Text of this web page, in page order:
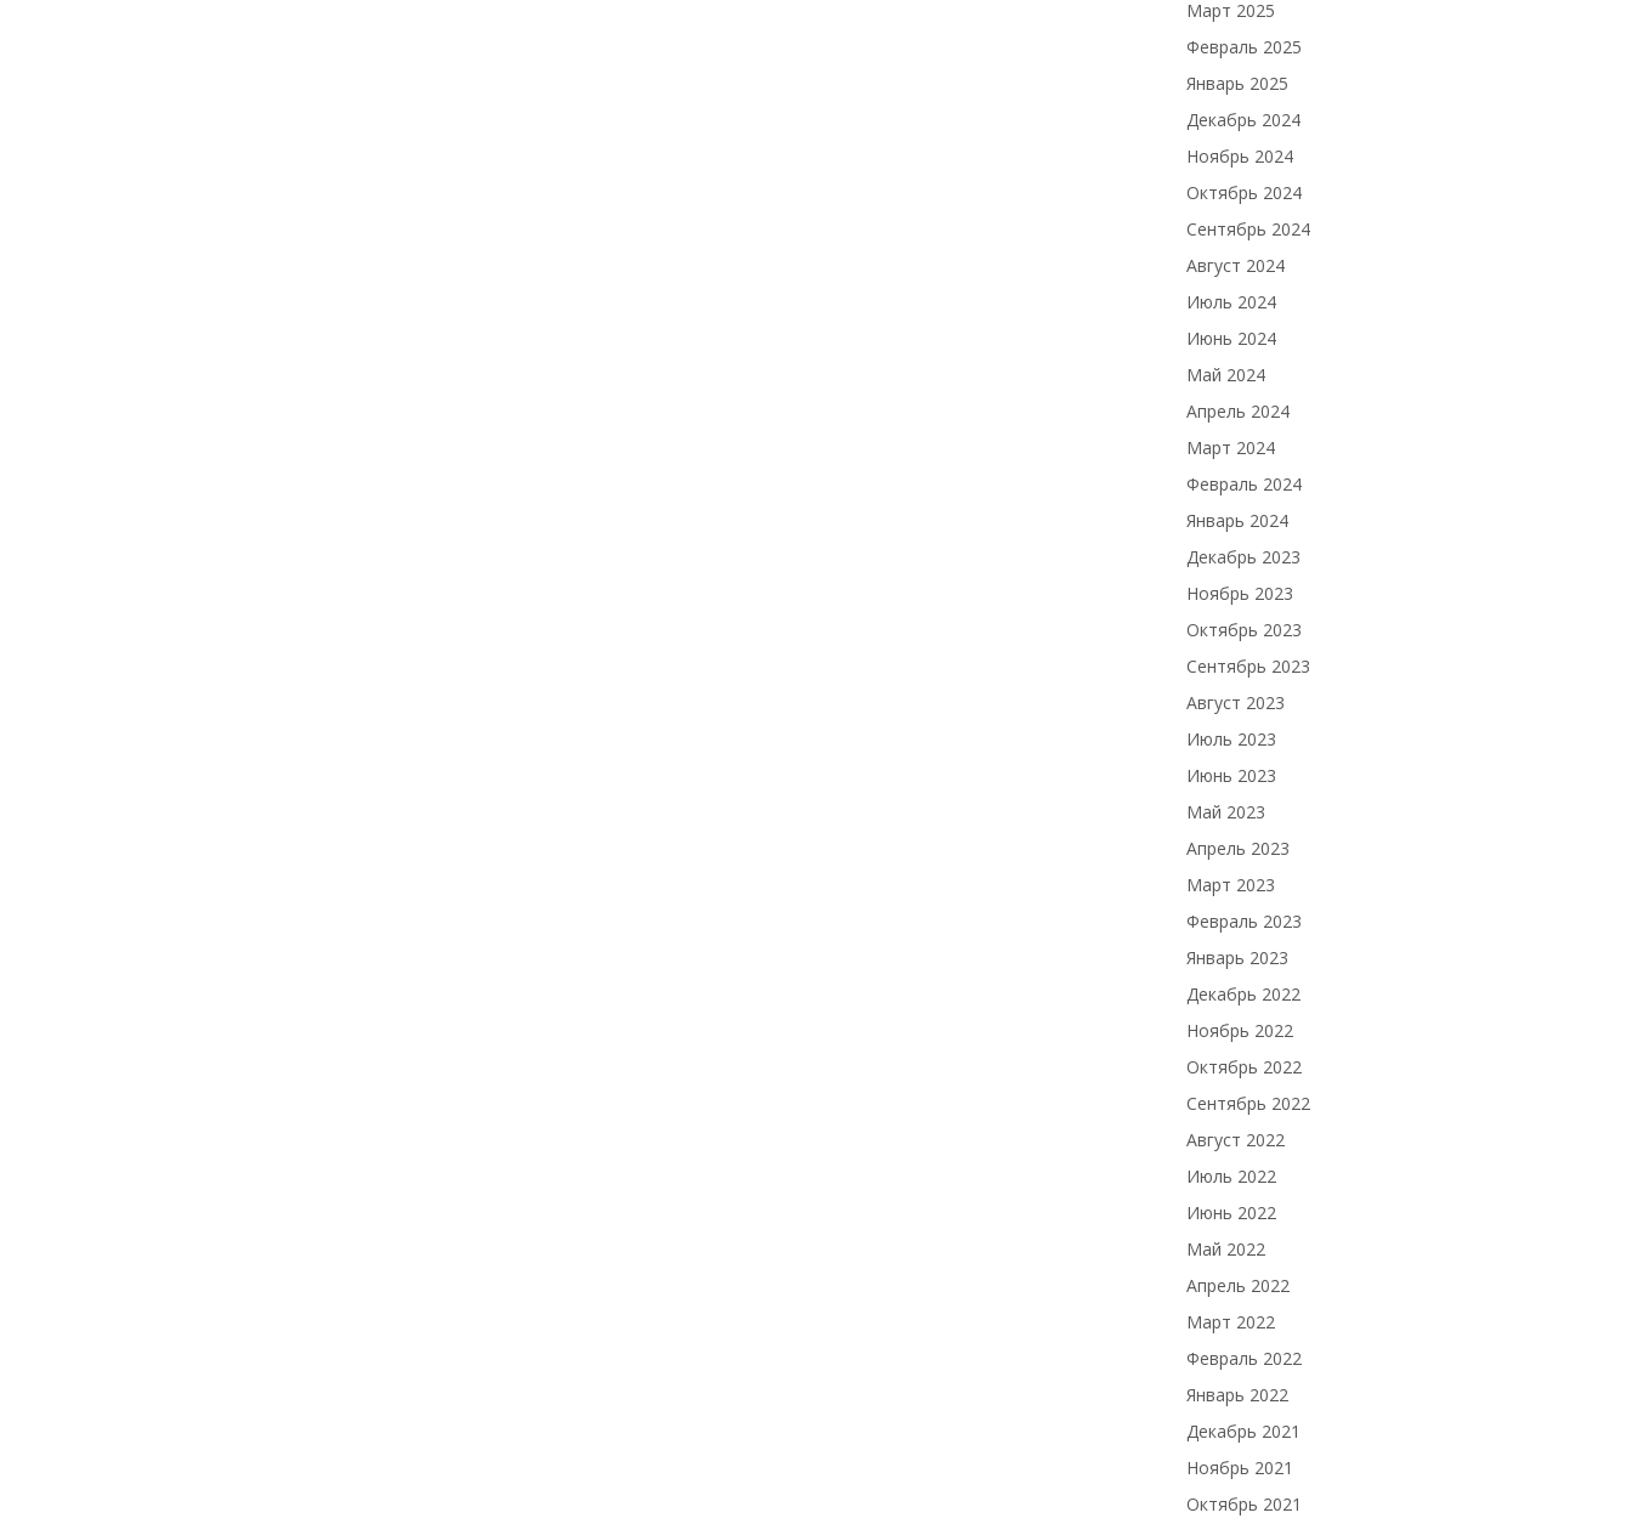
Март 2025
Февраль 2025
Январь 2025
Декабрь 2024
Ноябрь 2024
Октябрь 2024
Сентябрь 2024
Август 2024
Июль 2024
Июнь 2024
Май 2024
Апрель 2024
Март 2024
Февраль 2024
Январь 2024
Декабрь 2023
Ноябрь 2023
Октябрь 2023
Сентябрь 2023
Август 2023
Июль 2023
Июнь 2023
Май 2023
Апрель 2023
Март 2023
Февраль 2023
Январь 2023
Декабрь 2022
Ноябрь 2022
Октябрь 2022
Сентябрь 2022
Август 2022
Июль 2022
Июнь 2022
Май 2022
Апрель 2022
Март 2022
Февраль 2022
Январь 2022
Декабрь 2021
Ноябрь 2021
Октябрь 2021